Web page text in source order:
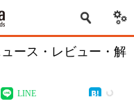
ース・レビュー・解
LINE